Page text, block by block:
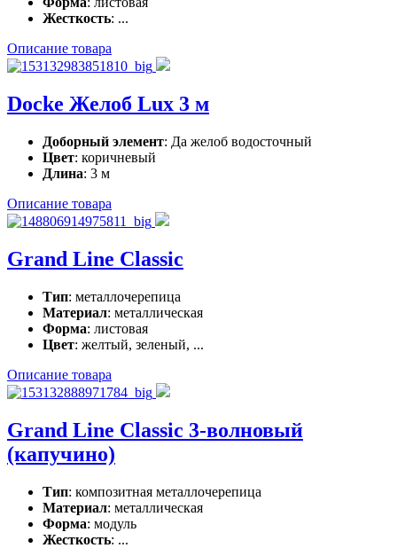
Жесткость: ...
Описание товара
Docke Желоб Lux 3 м
Доборный элемент: Да желоб водосточный
Цвет: коричневый
Длина: 3 м
Описание товара
Grand Line Classic
Тип: металлочерепица
Материал: металлическая
Форма: листовая
Цвет: желтый, зеленый, ...
Описание товара
Grand Line Classic 3-волновый
(капучино)
Тип: композитная металлочерепица
Материал: металлическая
Форма: модуль
Жесткость: ...